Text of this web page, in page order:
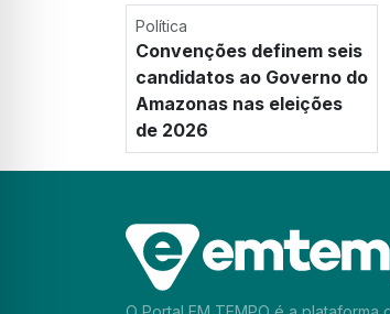
Política
Convenções definem seis
candidatos ao Governo do
Amazonas nas eleições
de 2026